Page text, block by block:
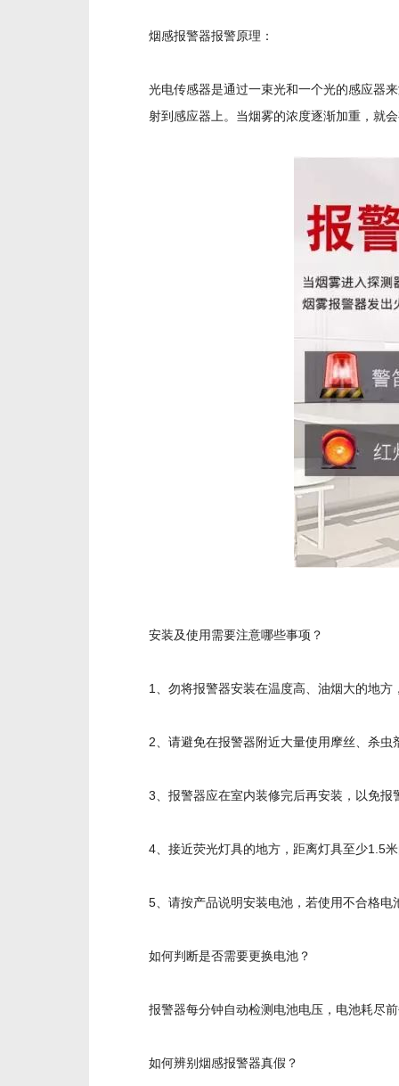
烟感报警器报警原理：
光电传感器是通过一束光和一个光的感应器
射到感应器上。当烟雾的浓度逐渐加重，就
安装及使用需要注意哪些事项？
1、勿将报警器安装在温度高、油烟大的地方
2、请避免在报警器附近大量使用摩丝、杀
3、报警器应在室内装修完后再安装，以免报
4、接近荧光灯具的地方，距离灯具至少1.5
5、请按产品说明安装电池，若使用不合格
如何判断是否需要更换电池？
报警器每分钟自动检测电池电压，电池耗尽
如何辨别烟感报警器真假？